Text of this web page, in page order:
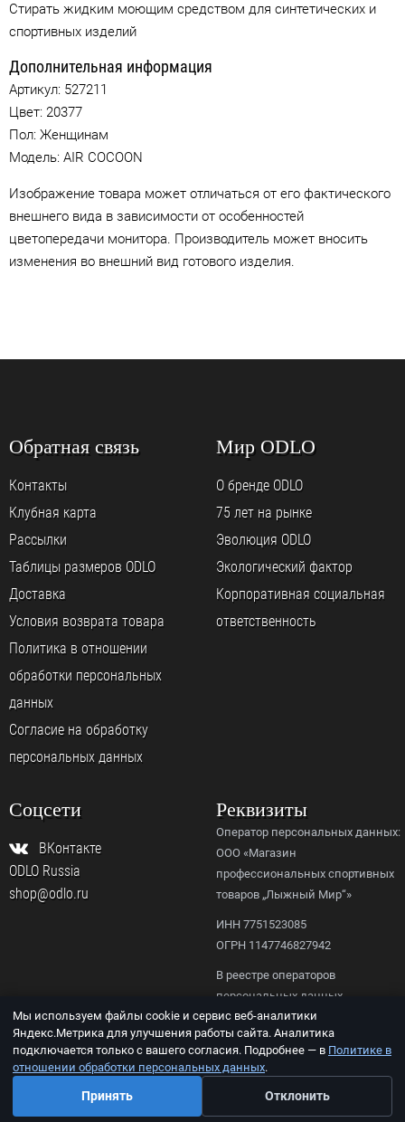
Стирать жидким моющим средством для синтетических и
спортивных изделий
Дополнительная информация
Артикул: 527211
Цвет: 20377
Пол: Женщинам
Модель: AIR COCOON
Изображение товара может отличаться от его фактического
внешнего вида в зависимости от особенностей
цветопередачи монитора. Производитель может вносить
изменения во внешний вид готового изделия.
Обратная связь
Контакты
Клубная карта
Рассылки
Таблицы размеров ODLO
Доставка
Условия возврата товара
Политика в отношении
обработки персональных
данных
Согласие на обработку
персональных данных
Мир ODLO
О бренде ODLO
75 лет на рынке
Эволюция ODLO
Экологический фактор
Корпоративная социальная
ответственность
Соцсети
ВКонтакте
ODLO Russia
shop@odlo.ru
Реквизиты
Оператор персональных данных:
ООО «Магазин
профессиональных спортивных
товаров „Лыжный Мир“»
ИНН 7751523085
ОГРН 1147746827942
В реестре операторов
персональных данных
Роскомнадзора,
рег. № 77-23-156092.
© ООО «ODLO.RU», 2026
© K back && front ends programming
Мы используем файлы cookie и сервис веб-аналитики
Яндекс.Метрика для улучшения работы сайта. Аналитика
подключается только с вашего согласия. Подробнее — в Политике в
отношении обработки персональных данных.
Принять Отклонить